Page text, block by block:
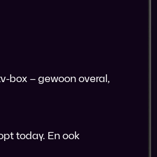
box – gewoon overal,
today. En ook